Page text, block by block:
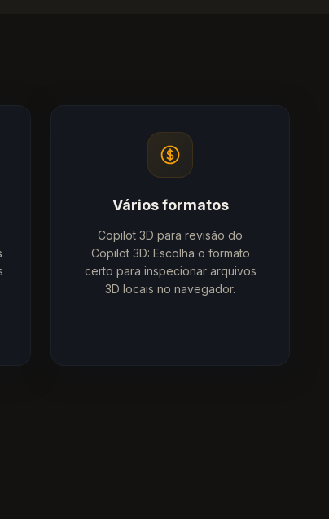
Vários formatos
Copilot 3D para revisão do
Copilot 3D: Escolha o formato
certo para inspecionar arquivos
3D locais no navegador.